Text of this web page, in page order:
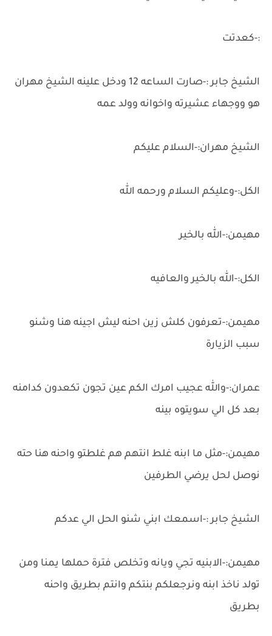
:-كعدتت
الشيخ جابر :-صارت الساعه 12 ودخل علينه الشيخ مهران
هو ووجهاء عشيرته واخوانه وولد عمه
الشيخ مهران:-السلام عليكم
الكل:-وعليكم السلام ورحمه الله
مهيمن:-الله بالخير
الكل:-الله بالخير والعافيه
مهيمن:-تعرفون كلش زين احنه ليش اجينه هنا وشنو
سبب الزيارة
عمران:-والله عجيب امرك الكم عين تجون تكعدون كدامنه
بعد كل الي سويتوه بينه
مهيمن:-مثل ما ابنه غلط انتهم هم غلطتو واحنه هنا حته
نوصل لحل يرضي الطرفين
الشيخ جابر :-اسمعك ابني شنو الحل الي عدكم
مهيمن:-الابنيه تجي ويانه وتخلص فترة حملها يمنا ومن
تولد ناخذ ابنه ونرجعلكم بنتكم وانتم بطريق واحنه
بطريق